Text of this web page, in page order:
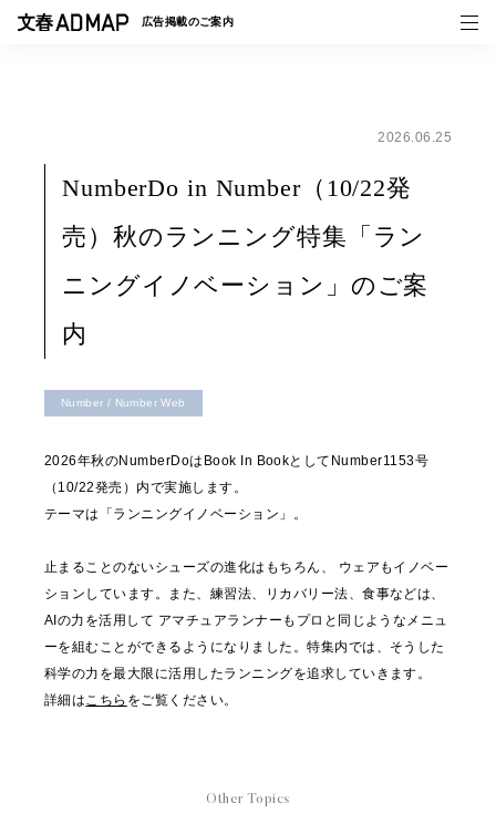
広告掲載のご案内
事例一覧
トピックス
2026.06.25
NumberDo in Number（10/22発
売）秋のランニング特集「ラン
ニングイノベーション」のご案
内
Number / Number Web
2026年秋のNumberDoはBook In BookとしてNumber1153号
（10/22発売）内で実施します。
テーマは「ランニングイノベーション」。
止まることのないシューズの進化はもちろん、 ウェアもイノベー
ションしています。また、練習法、リカバリー法、食事などは、
AIの力を活用して アマチュアランナーもプロと同じようなメニュ
ーを組むことができるようになりました。特集内では、そうした
科学の力を最大限に活用したランニングを追求していきます。
詳細はこちら をご覧ください。
Other Topics